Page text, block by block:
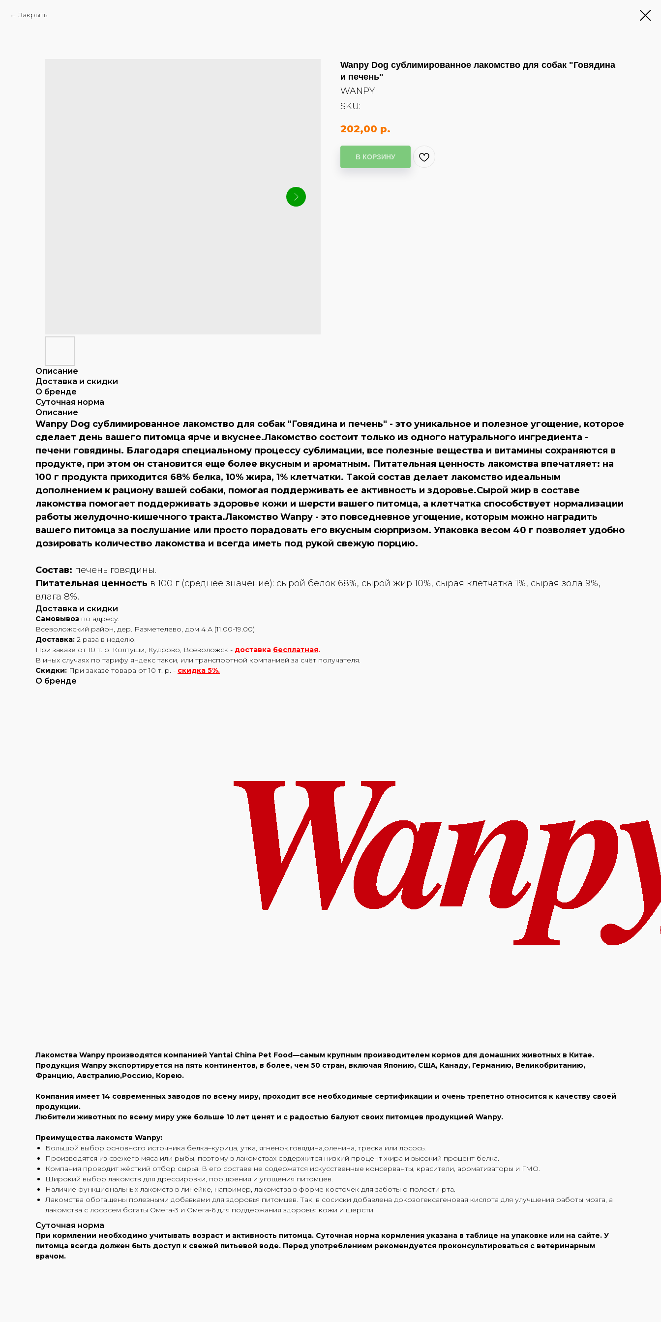
Закрыть
Wanpy Dog сублимированное лакомство для собак "Говядина
и печень"
WANPY
SKU:
202,00 р.
В КОРЗИНУ
Описание
Доставка и скидки
О бренде
Суточная норма
Описание
Wanpy Dog сублимированное лакомство для собак "Говядина и печень" - это уникальное и полезное угощение, которое
сделает день вашего питомца ярче и вкуснее.Лакомство состоит только из одного натурального ингредиента -
печени говядины. Благодаря специальному процессу сублимации, все полезные вещества и витамины сохраняются в
продукте, при этом он становится еще более вкусным и ароматным. Питательная ценность лакомства впечатляет: на
100 г продукта приходится 68% белка, 10% жира, 1% клетчатки. Такой состав делает лакомство идеальным
дополнением к рациону вашей собаки, помогая поддерживать ее активность и здоровье.Сырой жир в составе
лакомства помогает поддерживать здоровье кожи и шерсти вашего питомца, а клетчатка способствует нормализации
работы желудочно-кишечного тракта.Лакомство Wanpy - это повседневное угощение, которым можно наградить
вашего питомца за послушание или просто порадовать его вкусным сюрпризом. Упаковка весом 40 г позволяет удобно
дозировать количество лакомства и всегда иметь под рукой свежую порцию.
Состав: печень говядины.
Питательная ценность в 100 г (среднее значение): сырой белок 68%, сырой жир 10%, сырая клетчатка 1%, сырая зола 9%,
влага 8%.
Доставка и скидки
Самовывоз по адресу:
Всеволожский район, дер. Разметелево, дом 4 А (11.00-19.00)
Доставка: 2 раза в неделю.
При заказе от 10 т. р. Колтуши, Кудрово, Всеволожск - доставка бесплатная.
В иных случаях по тарифу яндекс такси, или транспортной компанией за счёт получателя.
Скидки: При заказе товара от 10 т. р. - скидка 5%.
О бренде
Лакомства Wanpy производятся компанией Yantai China Pet Food—самым крупным производителем кормов для домашних животных в Китае.
Продукция Wanpy экспортируется на пять континентов, в более, чем 50 стран, включая Японию, США, Канаду, Германию, Великобританию,
Францию, Австралию,Россию, Корею.
Компания имеет 14 современных заводов по всему миру, проходит все необходимые сертификации и очень трепетно относится к качеству своей
продукции.
Любители животных по всему миру уже больше 10 лет ценят и с радостью балуют своих питомцев продукцией Wanpy.
Преимущества лакомств Wanpy:
Большой выбор основного источника белка–курица, утка, ягненок,говядина,оленина, треска или лосось.
Производятся из свежего мяса или рыбы, поэтому в лакомствах содержится низкий процент жира и высокий процент белка.
Компания проводит жёсткий отбор сырья. В его составе не содержатся искусственные консерванты, красители, ароматизаторы и ГМО.
Широкий выбор лакомств для дрессировки, поощрения и угощения питомцев.
Наличие функциональных лакомств в линейке, например, лакомства в форме косточек для заботы о полости рта.
Лакомства обогащены полезными добавками для здоровья питомцев. Так, в сосиски добавлена докозогексагеновая кислота для улучшения работы мозга, а
лакомства с лососем богаты Омега-3 и Омега-6 для поддержания здоровья кожи и шерсти
Суточная норма
При кормлении необходимо учитывать возраст и активность питомца. Суточная норма кормления указана в таблице на упаковке или на сайте. У
питомца всегда должен быть доступ к свежей питьевой воде. Перед употреблением рекомендуется проконсультироваться с ветеринарным
врачом.